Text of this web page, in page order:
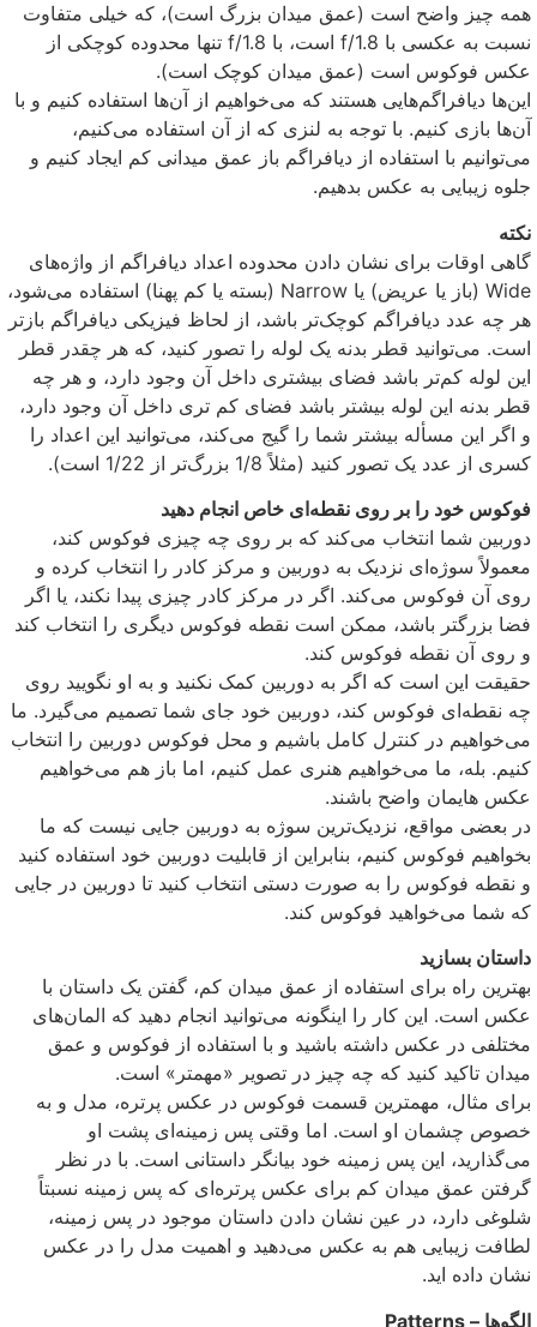
همه چیز واضح است (عمق میدان بزرگ است)، که خیلی متفاوت
نسبت به عکسی با f/1.8 است، با f/1.8 تنها محدوده کوچکی از
عکس فوکوس است (عمق میدان کوچک است).
این‌ها دیافراگم‌هایی هستند که می‌خواهیم از آن‌ها استفاده کنیم و با
آن‌ها بازی کنیم. با توجه به لنزی که از آن استفاده می‌کنیم،
می‌توانیم با استفاده از دیافراگم باز عمق میدانی کم ایجاد کنیم و
جلوه زیبایی به عکس بدهیم.
نکته
گاهی اوقات برای نشان دادن محدوده اعداد دیافراگم از واژه‌های
Wide (باز یا عریض) یا Narrow (بسته یا کم پهنا) استفاده می‌شود،
هر چه عدد دیافراگم کوچک‌تر باشد، از لحاظ فیزیکی دیافراگم باز‌تر
است. می‌توانید قطر بدنه یک لوله را تصور کنید، که هر چقدر قطر
این لوله کم‌تر باشد فضای بیشتری داخل آن وجود دارد، و هر چه
قطر بدنه این لوله بیشتر باشد فضای کم تری داخل آن وجود دارد،
و اگر این مسأله بیشتر شما را گیج می‌کند، می‌توانید این اعداد را
کسری از عدد یک تصور کنید (مثلاً 1/8 بزرگ‌تر از 1/22 است).
فوکوس خود را بر روی نقطه‌ای خاص انجام دهید
دوربین شما انتخاب می‌کند که بر روی چه چیزی فوکوس کند،
معمولاً سوژه‌ای نزدیک به دوربین و مرکز کادر را انتخاب کرده و
روی آن فوکوس می‌کند. اگر در مرکز کادر چیزی پیدا نکند، یا اگر
فضا بزرگتر باشد، ممکن است نقطه فوکوس دیگری را انتخاب کند
و روی آن نقطه فوکوس کند.
حقیقت این است که اگر به دوربین کمک نکنید و به او نگویید روی
چه نقطه‌ای فوکوس کند، دوربین خود جای شما تصمیم می‌گیرد. ما
می‌خواهیم در کنترل کامل باشیم و محل فوکوس دوربین را انتخاب
کنیم. بله، ما می‌خواهیم هنری عمل کنیم، اما باز هم می‌خواهیم
عکس هایمان واضح باشند.
در بعضی مواقع، نزدیک‌ترین سوژه به دوربین جایی نیست که ما
بخواهیم فوکوس کنیم، بنابراین از قابلیت دوربین خود استفاده کنید
و نقطه فوکوس را به صورت دستی انتخاب کنید تا دوربین در جایی
که شما می‌خواهید فوکوس کند.
داستان بسازید
بهترین راه برای استفاده از عمق میدان کم، گفتن یک داستان با
عکس است. این کار را اینگونه می‌توانید انجام دهید که المان‌های
مختلفی در عکس داشته باشید و با استفاده از فوکوس و عمق
میدان تاکید کنید که چه چیز در تصویر «مهمتر» است.
برای مثال، مهمترین قسمت فوکوس در عکس پرتره، مدل و به
خصوص چشمان او است. اما وقتی پس زمینه‌ای پشت او
می‌گذارید، این پس زمینه خود بیانگر داستانی است. با در نظر
گرفتن عمق میدان کم برای عکس پرتره‌ای که پس زمینه نسبتاً
شلوغی دارد، در عین نشان دادن داستان موجود در پس زمینه،
لطافت زیبایی هم به عکس می‌دهید و اهمیت مدل را در عکس
نشان داده اید.
الگو‌ها – Patterns